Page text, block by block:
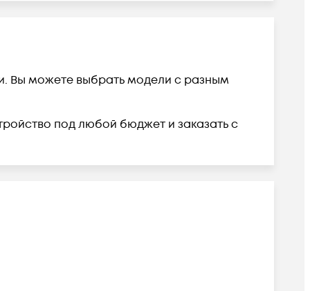
Вы можете выбрать модели с разным
под любой бюджет и заказать с